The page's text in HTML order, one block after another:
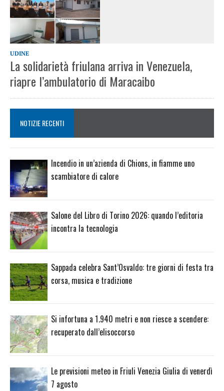
UDINE
La solidarietà friulana arriva in Venezuela,
riapre l’ambulatorio di Maracaibo
NOTIZIE RECENTI
Incendio in un’azienda di Chions, in fiamme uno
scambiatore di calore
Salone del Libro di Torino 2026: quando l’editoria
incontra la tecnologia
Sappada celebra Sant’Osvaldo: tre giorni di festa tra
corsa, musica e tradizione
Si infortuna a 1.940 metri e non riesce a scendere:
recuperato dall’elisoccorso
Le previsioni meteo in Friuli Venezia Giulia di venerdì
7 agosto